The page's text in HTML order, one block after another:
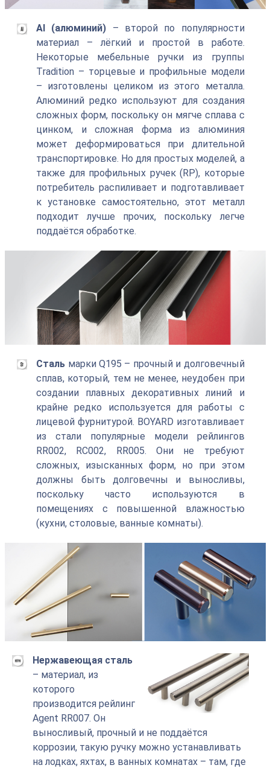
Al (алюминий) – второй по популярности
материал – лёгкий и простой в работе.
Некоторые мебельные ручки из группы
Тradition – торцевые и профильные модели
– изготовлены целиком из этого металла.
Алюминий редко используют для создания
сложных форм, поскольку он мягче сплава с
цинком, и сложная форма из алюминия
может деформироваться при длительной
транспортировке. Но для простых моделей, а
также для профильных ручек (RP), которые
потребитель распиливает и подготавливает
к установке самостоятельно, этот металл
подходит лучше прочих, поскольку легче
поддаётся обработке.
Сталь марки Q195 – прочный и долговечный
сплав, который, тем не менее, неудобен при
создании плавных декоративных линий и
крайне редко используется для работы с
лицевой фурнитурой. BOYARD изготавливает
из стали популярные модели рейлингов
RR002, RC002, RR005. Они не требуют
сложных, изысканных форм, но при этом
должны быть долговечны и выносливы,
поскольку часто используются в
помещениях с повышенной влажностью
(кухни, столовые, ванные комнаты).
Нержавеющая сталь
– материал, из
которого
производится рейлинг
Agent RR007. Он
выносливый, прочный и не поддаётся
коррозии, такую ручку можно устанавливать
на лодках, яхтах, в ванных комнатах – там, где